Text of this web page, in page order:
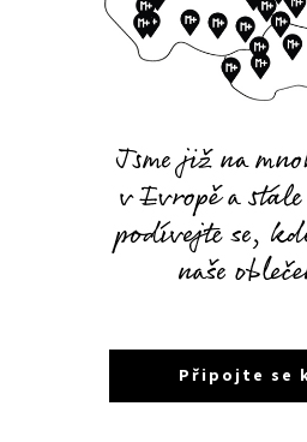
Připojte se